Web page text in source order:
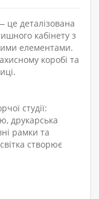
це деталізована
кабінету з
елементами.
коробі та
студії:
друкарська
рамки та
створює